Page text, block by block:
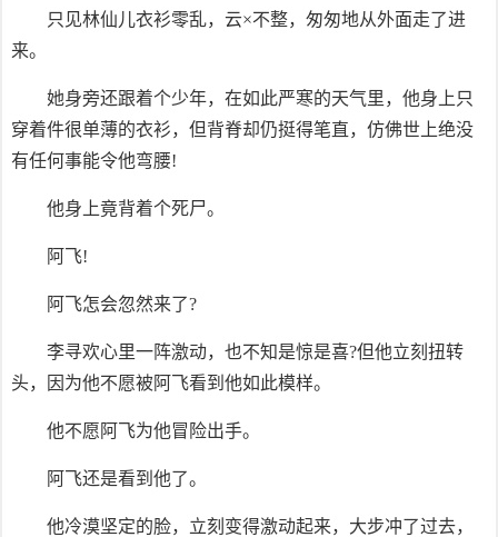
只见林仙儿衣衫零乱，云×不整，匆匆地从外面走了进
来。
她身旁还跟着个少年，在如此严寒的天气里，他身上只
穿着件很单薄的衣衫，但背脊却仍挺得笔直，仿佛世上绝没
有任何事能令他弯腰!
他身上竟背着个死尸。
阿飞!
阿飞怎会忽然来了?
李寻欢心里一阵激动，也不知是惊是喜?但他立刻扭转
头，因为他不愿被阿飞看到他如此模样。
他不愿阿飞为他冒险出手。
阿飞还是看到他了。
他冷漠坚定的脸，立刻变得激动起来，大步冲了过去，